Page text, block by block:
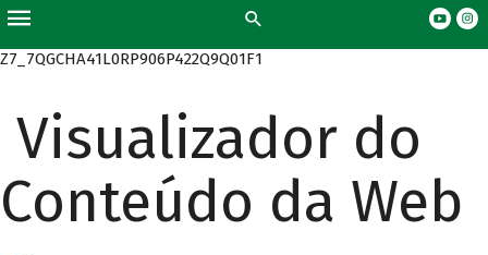
Z7_7QGCHA41L0RP906P422Q9Q01F1
Visualizador do
Conteúdo da Web